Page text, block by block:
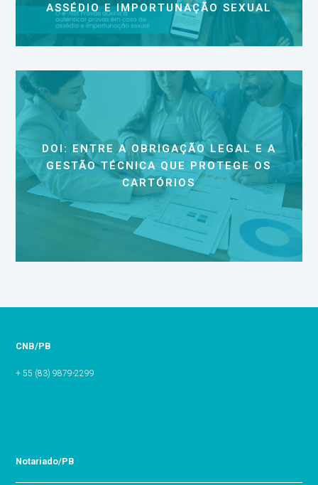
ASSÉDIO E IMPORTUNAÇÃO SEXUAL
DOI: ENTRE A OBRIGAÇÃO LEGAL E A
GESTÃO TÉCNICA QUE PROTEGE OS
CARTÓRIOS
CNB/PB
+ 55 (83) 9879-2299
Notariado/PB